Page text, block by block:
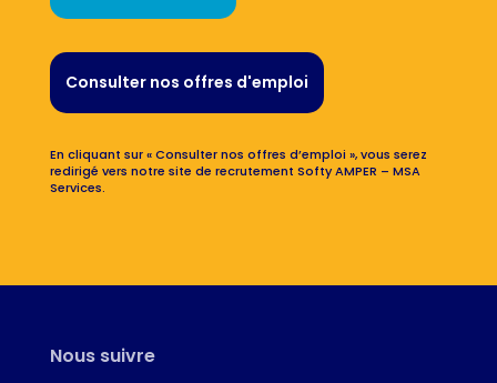
Consulter nos offres d'emploi
En cliquant sur « Consulter nos offres d’emploi », vous serez
redirigé vers notre site de recrutement Softy AMPER – MSA
Services.
Nous suivre